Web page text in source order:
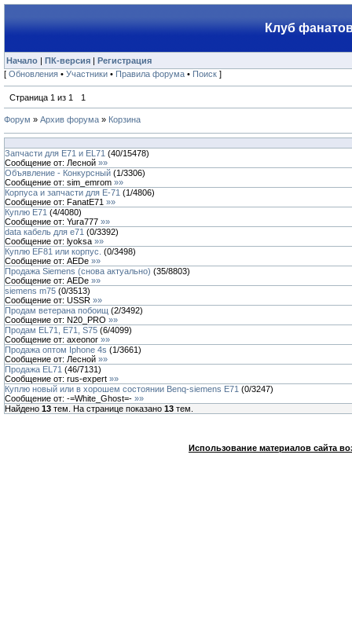
Клуб
Начало | ПК-версия | Регистрация
[ Обновления • Участники • Правила форума • Поиск ]
Страница 1 из 1 1
Форум » Архив форума » Корзина
Запчасти для Е71 и ЕL71 (40/15478)
Сообщение от: Лесной »»
Объявление - Конкурсный (1/3306)
Сообщение от: sim_emrom »»
Корпуса и запчасти для Е-71 (1/4806)
Сообщение от: FanatE71 »»
Куплю E71 (4/4080)
Сообщение от: Yura777 »»
data кабель для e71 (0/3392)
Сообщение от: lyoksa »»
Куплю EF81 или корпус. (0/3498)
Сообщение от: AEDe »»
Продажа Siemens (снова актуально) (35/8803)
Сообщение от: AEDe »»
siemens m75 (0/3513)
Сообщение от: USSR »»
Продам ветерана побоищ (2/3492)
Сообщение от: N20_PRO »»
Продам EL71, E71, S75 (6/4099)
Сообщение от: axeonor »»
Продажа оптом Iphone 4s (1/3661)
Сообщение от: Лесной »»
Продажа EL71 (46/7131)
Сообщение от: rus-expert »»
Куплю новый или в хорошем состоянии Benq-siemens E71 (0/3247)
Сообщение от: -=White_Ghost=- »»
Найдено 13 тем. На странице показано 13 тем.
Использование материалов сайта